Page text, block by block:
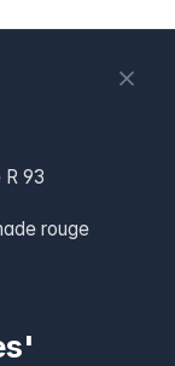
R 93
rouge